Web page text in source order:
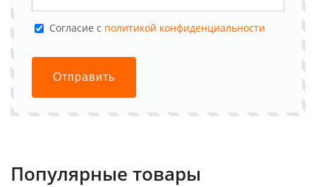
Cогласие с политикой конфиденциальности
Отправить
Популярные товары